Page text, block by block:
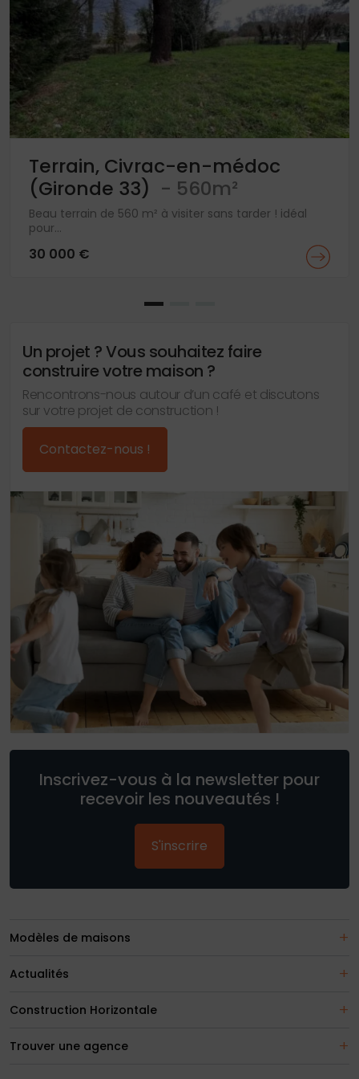
Terrain, Civrac-en-médoc
(Gironde 33) - 560m²
Beau terrain de 560 m² à visiter sans tarder ! idéal
pour...
30 000 €
Un projet ? Vous souhaitez faire
construire votre maison ?
Rencontrons-nous autour d’un café et discutons
sur votre projet de construction !
Contactez-nous !
Inscrivez-vous à la newsletter pour
recevoir les nouveautés !
S'inscrire
Modèles de maisons
Actualités
Construction Horizontale
Trouver une agence